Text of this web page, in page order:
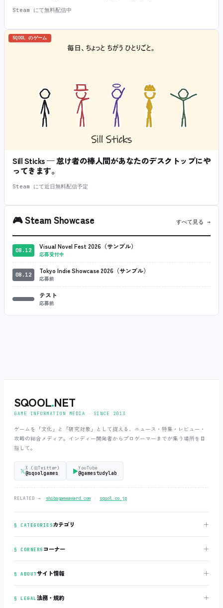
Steam にて無料配信中
SQOOL のゲーム
Sill Sticks — 怠け者の棒人間があなたのデスクトップにや
ってきます。
Steam にて近日無料配信予定
🎮Steam Showcase すべて見る →
08.12 Visual Novel Fest 2026（サンプル）
応募受付中
08.12 Tokyo Indie Showcase 2026（サンプル）
応募前
テスト
応募前
SQOOL.NET
GAME INFORMATION MEDIA ‧ SINCE 2013
ゲームを「文化」と「研究対象」として捉える、ニュース・特集・レビュー・
攻略の総合メディア。インディー開発者からプロゲーマーまでが集う場所を目
指して。
𝕏X (旧Twitter)
@sqoolgames ▶YouTube
@gamestudylab
RELATED → shibagameaward.com ‧ sqool.co.jp
§ CATEGORIESカテゴリ ＋
§ CORNERS コーナー ＋
§ ABOUTサイト情報 ＋
§ LEGAL法務・規約 ＋